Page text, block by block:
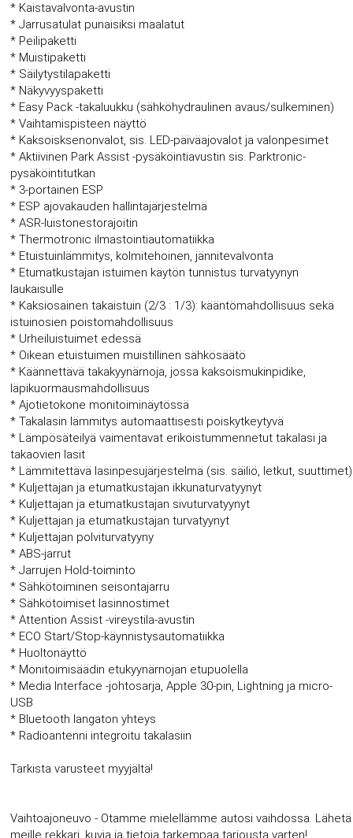
* Kaistavalvonta-avustin
* Jarrusatulat punaisiksi maalatut
* Peilipaketti
* Muistipaketti
* Säilytystilapaketti
* Näkyvyyspaketti
* Easy Pack -takaluukku (sähköhydraulinen avaus/sulkeminen)
* Vaihtamispisteen näyttö
* Kaksoisksenonvalot, sis. LED-päiväajovalot ja valonpesimet
* Aktiivinen Park Assist -pysäköintiavustin sis. Parktronic-
pysäköintitutkan
* 3-portainen ESP
* ESP ajovakauden hallintajärjestelmä
* ASR-luistonestorajoitin
* Thermotronic ilmastointiautomatiikka
* Etuistuinlämmitys, kolmitehoinen, jännitevalvonta
* Etumatkustajan istuimen käytön tunnistus turvatyynyn
laukaisulle
* Kaksiosainen takaistuin (2/3 : 1/3): kääntömahdollisuus sekä
istuinosien poistomahdollisuus
* Urheiluistuimet edessä
* Oikean etuistuimen muistillinen sähkösäätö
* Käännettävä takakyynärnoja, jossa kaksoismukinpidike,
läpikuormausmahdollisuus
* Ajotietokone monitoiminäytössä
* Takalasin lämmitys automaattisesti poiskytkeytyvä
* Lämpösäteilyä vaimentavat erikoistummennetut takalasi ja
takaovien lasit
* Lämmitettävä lasinpesujärjestelmä (sis. säiliö, letkut, suuttimet)
* Kuljettajan ja etumatkustajan ikkunaturvatyynyt
* Kuljettajan ja etumatkustajan sivuturvatyynyt
* Kuljettajan ja etumatkustajan turvatyynyt
* Kuljettajan polviturvatyyny
* ABS-jarrut
* Jarrujen Hold-toiminto
* Sähkötoiminen seisontajarru
* Sähkötoimiset lasinnostimet
* Attention Assist -vireystila-avustin
* ECO Start/Stop-käynnistysautomatiikka
* Huoltonäyttö
* Monitoimisäädin etukyynärnojan etupuolella
* Media Interface -johtosarja, Apple 30-pin, Lightning ja micro-
USB
* Bluetooth langaton yhteys
* Radioantenni integroitu takalasiin
Tarkista varusteet myyjältä!
Vaihtoajoneuvo - Otamme mielellämme autosi vaihdossa. Lähetä
meille rekkari, kuvia ja tietoja tarkempaa tarjousta varten!